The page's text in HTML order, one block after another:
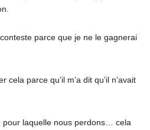
parce que je ne le gagnerai
cela parce qu’il m’a dit qu’il n’avait
pour laquelle nous perdons… cela